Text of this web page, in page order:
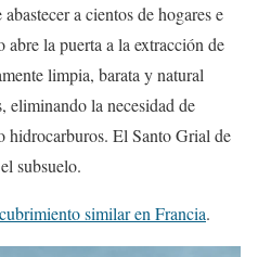
a cientos de hogares e
la puerta a la extracción de
limpia, barata y natural
eliminando la necesidad de
hidrocarburos. El Santo Grial de
subsuelo.
similar en Francia.